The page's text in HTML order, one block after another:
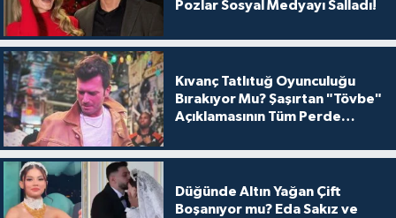
Pozlar Sosyal Medyayı Salladı!
Kıvanç Tatlıtuğ Oyunculuğu
Bırakıyor Mu? Şaşırtan "Tövbe"
Açıklamasının Tüm Perde
Düğünde Altın Yağan Çift
Boşanıyor mu? Eda Sakız ve